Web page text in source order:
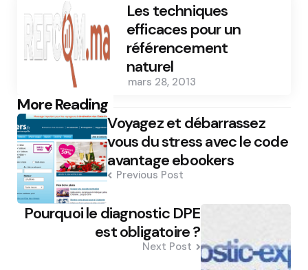
Les techniques
efficaces pour un
référencement
naturel
mars 28, 2013
More Reading
Post
navigationVoyagez et débarrassez
vous du stress avec le code
avantage ebookers
Previous Post
Pourquoi le diagnostic DPE
est obligatoire ?
Next Post